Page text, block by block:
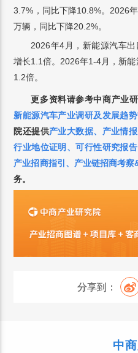
3.7%，同比下降10.8%。2026
万辆，同比下降20.2%。
2026年4月，新能源汽车
增长1.1倍。2026年1-4月，新
1.2倍。
更多资料请参考中商产业
新能源汽车产业调研及发展趋
院还提供产业大数据、 产业情报
行业地位证明 、可行性研究报告
产业招商指引 、 产业链招商考察
务。
分享到：
中